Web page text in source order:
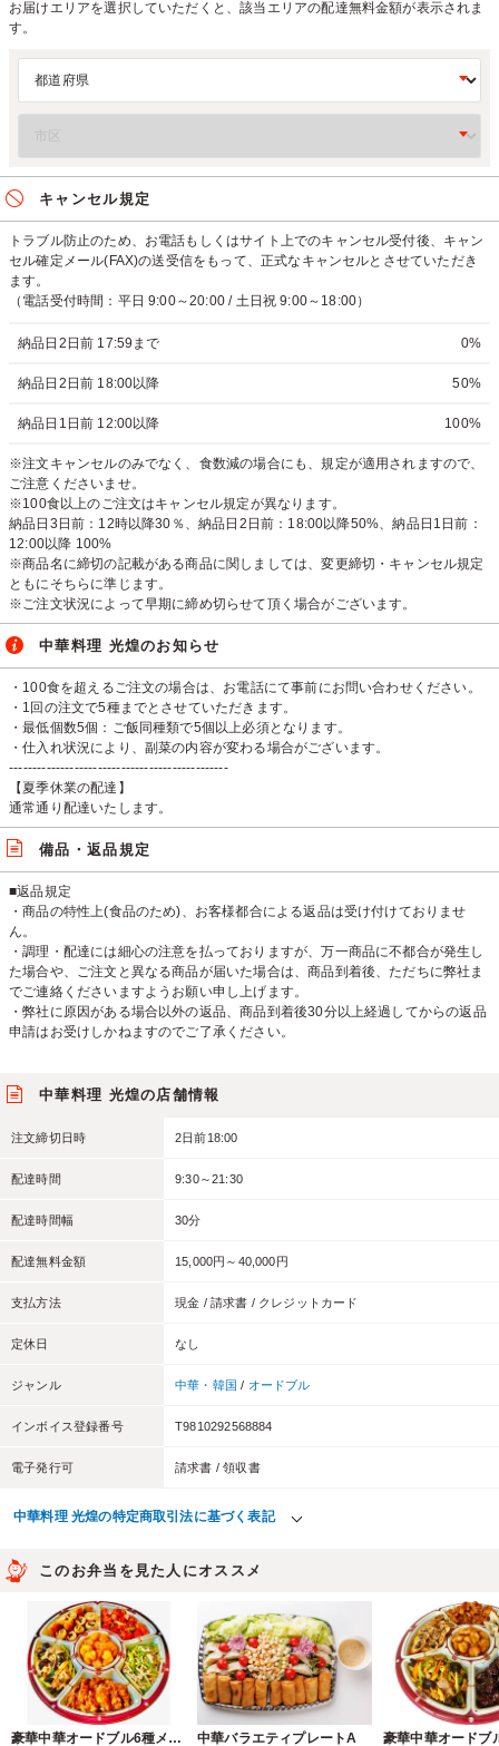
お届けエリアを選択していただくと、該当エリアの配達無料金額が表示されま
す。
キャンセル規定
トラブル防止のため、お電話もしくはサイト上でのキャンセル受付後、キャン
セル確定メール(FAX)の送受信をもって、正式なキャンセルとさせていただき
ます。
（電話受付時間：平日 9:00～20:00 / 土日祝 9:00～18:00）
納品日2日前 17:59まで 0%
納品日2日前 18:00以降 50%
納品日1日前 12:00以降 100%
※注文キャンセルのみでなく、食数減の場合にも、規定が適用されますので、
ご注意くださいませ。
※100食以上のご注文はキャンセル規定が異なります。
納品日3日前：12時以降30％、納品日2日前：18:00以降50%、納品日1日前：
12:00以降 100%
※商品名に締切の記載がある商品に関しましては、変更締切・キャンセル規定
ともにそちらに準じます。
※ご注文状況によって早期に締め切らせて頂く場合がございます。
中華料理 光煌のお知らせ
・100食を超えるご注文の場合は、お電話にて事前にお問い合わせください。
・1回の注文で5種までとさせていただきます。
・最低個数5個：ご飯同種類で5個以上必須となります。
・仕入れ状況により、副菜の内容が変わる場合がございます。
-----------------------------------------------
【夏季休業の配達】
通常通り配達いたします。
備品・返品規定
■返品規定
・商品の特性上(食品のため)、お客様都合による返品は受け付けておりませ
ん。
・調理・配達には細心の注意を払っておりますが、万一商品に不都合が発生し
た場合や、ご注文と異なる商品が届いた場合は、商品到着後、ただちに弊社ま
でご連絡くださいますようお願い申し上げます。
・弊社に原因がある場合以外の返品、商品到着後30分以上経過してからの返品
申請はお受けしかねますのでご了承ください。
中華料理 光煌の店舗情報
注文締切日時 2日前18:00
配達時間 9:30～21:30
配達時間幅 30分
配達無料金額 15,000円～40,000円
支払方法 現金 / 請求書 / クレジットカード
定休日 なし
ジャンル 中華・韓国 / オードブル
インボイス登録番号 T9810292568884
電子発行可 請求書 / 領収書
中華料理 光煌の特定商取引法に基づく表記
このお弁当を見た人にオススメ
豪華中華オードブル6種メガ盛り合わせ(D)
中華バラエティプレートA